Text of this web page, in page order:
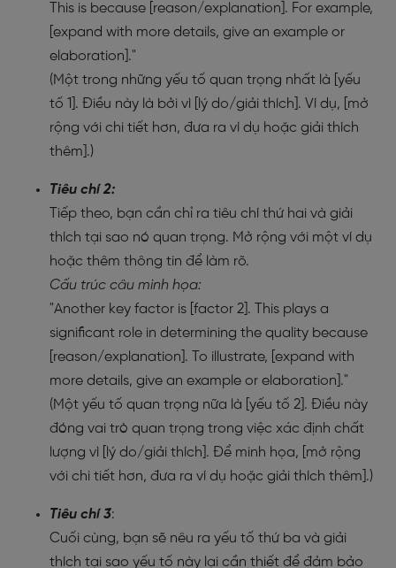
This is because [reason/explanation]. For example,
[expand with more details, give an example or
elaboration]."
(Một trong những yếu tố quan trọng nhất là [yếu
tố 1]. Điều này là bởi vì [lý do/giải thích]. Ví dụ, [mở
rộng với chi tiết hơn, đưa ra ví dụ hoặc giải thích
thêm].)
Tiêu chí 2:
Tiếp theo, bạn cần chỉ ra tiêu chí thứ hai và giải
thích tại sao nó quan trọng. Mở rộng với một ví dụ
hoặc thêm thông tin để làm rõ.
Cấu trúc câu minh họa:
"Another key factor is [factor 2]. This plays a
significant role in determining the quality because
[reason/explanation]. To illustrate, [expand with
more details, give an example or elaboration]."
(Một yếu tố quan trọng nữa là [yếu tố 2]. Điều này
đóng vai trò quan trọng trong việc xác định chất
lượng vì [lý do/giải thích]. Để minh họa, [mở rộng
với chi tiết hơn, đưa ra ví dụ hoặc giải thích thêm].)
Tiêu chí 3:
Cuối cùng, bạn sẽ nêu ra yếu tố thứ ba và giải
thích tại sao yếu tố này lại cần thiết để đảm bảo